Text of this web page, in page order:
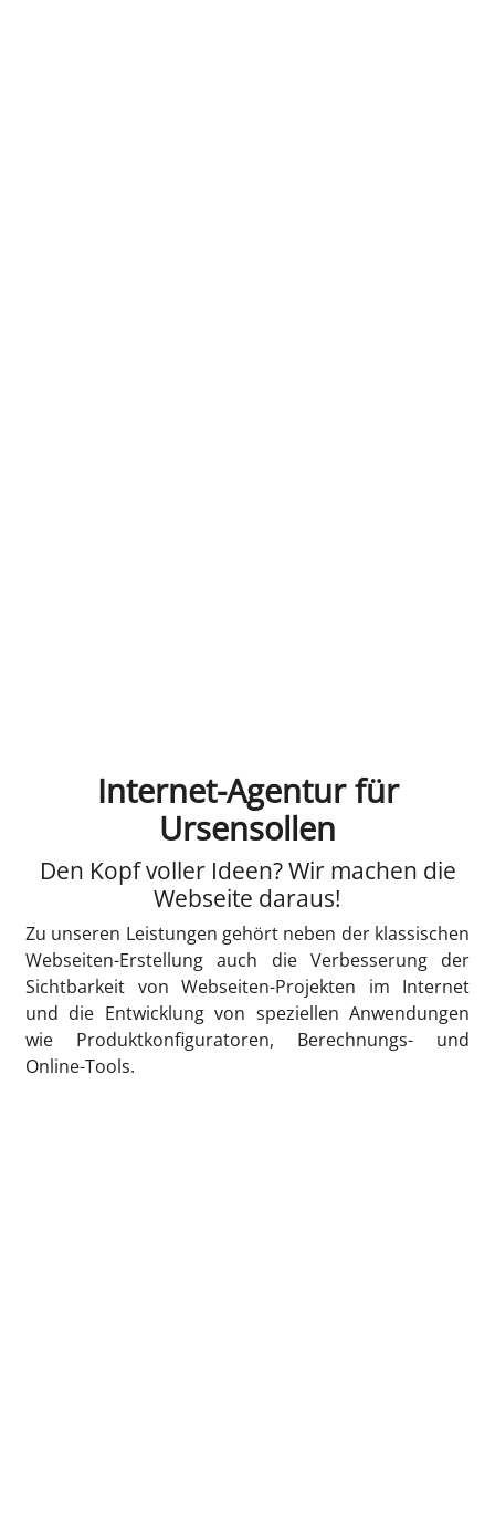
Internet-Agentur für
Ursensollen
Den Kopf voller Ideen? Wir machen die
Webseite daraus!
Zu unseren Leistungen gehört neben der klassischen
Webseiten-Erstellung auch die Verbesserung der
Sichtbarkeit von Webseiten-Projekten im Internet
und die Entwicklung von speziellen Anwendungen
wie Produktkonfiguratoren, Berechnungs- und
Online-Tools.